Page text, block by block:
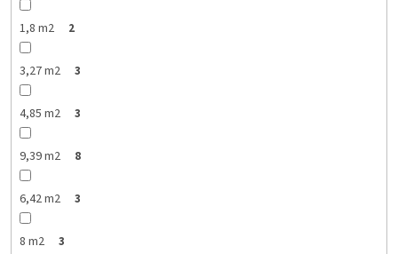
1,8 m2 2
3,27 m2 3
4,85 m2 3
9,39 m2 8
6,42 m2 3
8 m2 3